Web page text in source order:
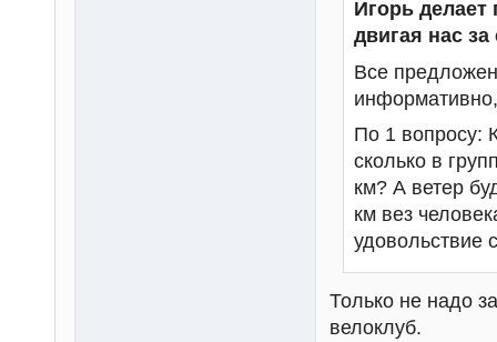
Игорь делает
двигая нас
Все
По 1 вопросу:
сколько в
км? А ветер
км вез
удовольствие
Только не надо
велоклуб.